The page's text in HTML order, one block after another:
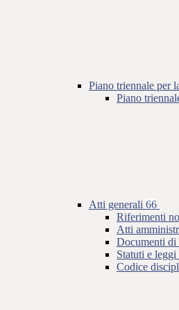
Piano triennale per
Piano
Atti generali 66
Riferimenti
Atti
Documenti di
Statuti e
Codice